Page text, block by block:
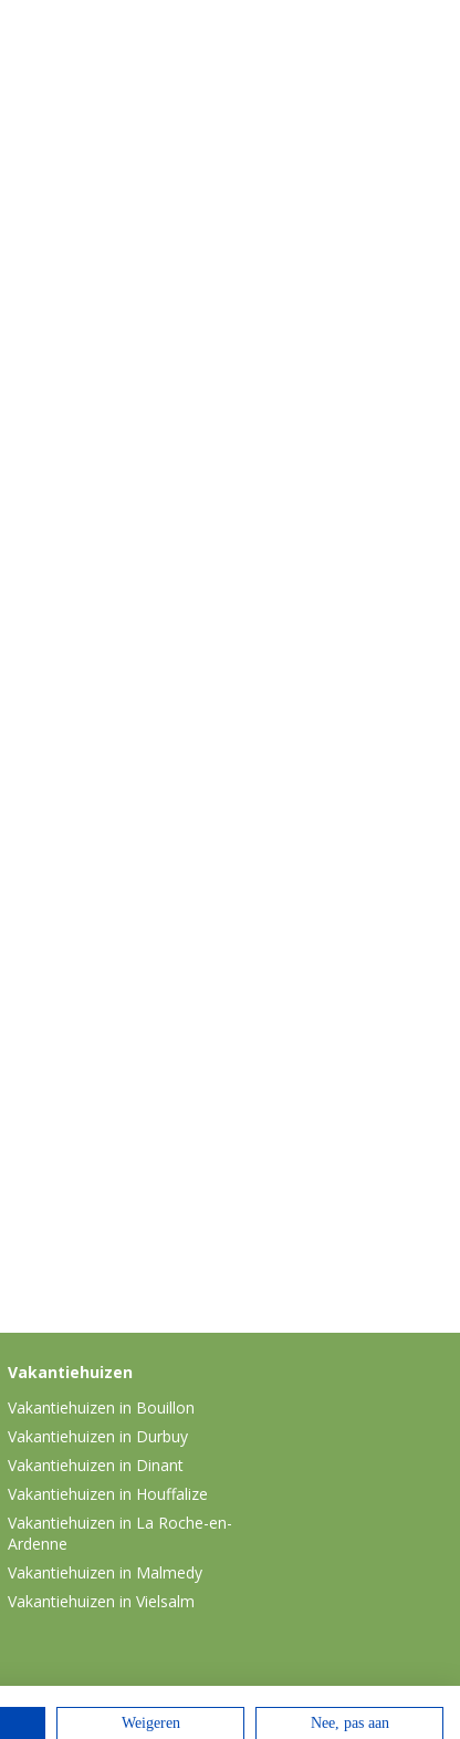
Vakantiehuizen
Vakantiehuizen in Bouillon
Vakantiehuizen in Durbuy
Vakantiehuizen in Dinant
Vakantiehuizen in Houffalize
Vakantiehuizen in La Roche-en-
Ardenne
Vakantiehuizen in Malmedy
Vakantiehuizen in Vielsalm
Weigeren Nee, pas aan